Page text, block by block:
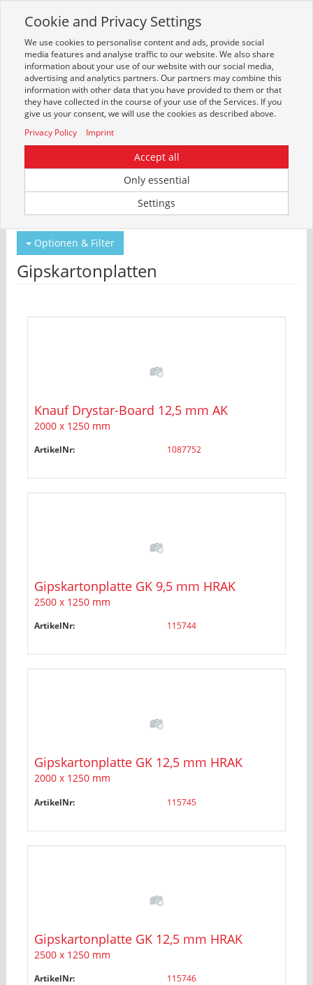
Zur mobilen Kompaktversion (Login erforderlich)
Toggle
navigation
Um weitere Artikelinformationen zu erhalten, melden Sie sich bitte am
System an.Zur Anmeldung
Optionen & Filter
Gipskartonplatten
Knauf Drystar-Board 12,5 mm AK
2000 x 1250 mm
ArtikelNr: 1087752
Gipskartonplatte GK 9,5 mm HRAK
2500 x 1250 mm
ArtikelNr: 115744
Gipskartonplatte GK 12,5 mm HRAK
2000 x 1250 mm
ArtikelNr: 115745
Gipskartonplatte GK 12,5 mm HRAK
2500 x 1250 mm
ArtikelNr: 115746
Cookie and Privacy Settings
We use cookies to personalise content and ads, provide social
media features and analyse traffic to our website. We also share
information about your use of our website with our social media,
advertising and analytics partners. Our partners may combine this
information with other data that you have provided to them or that
they have collected in the course of your use of the Services. If you
give us your consent, we will use the cookies as described above.
Privacy Policy
Imprint
Accept all
Only essential
Settings